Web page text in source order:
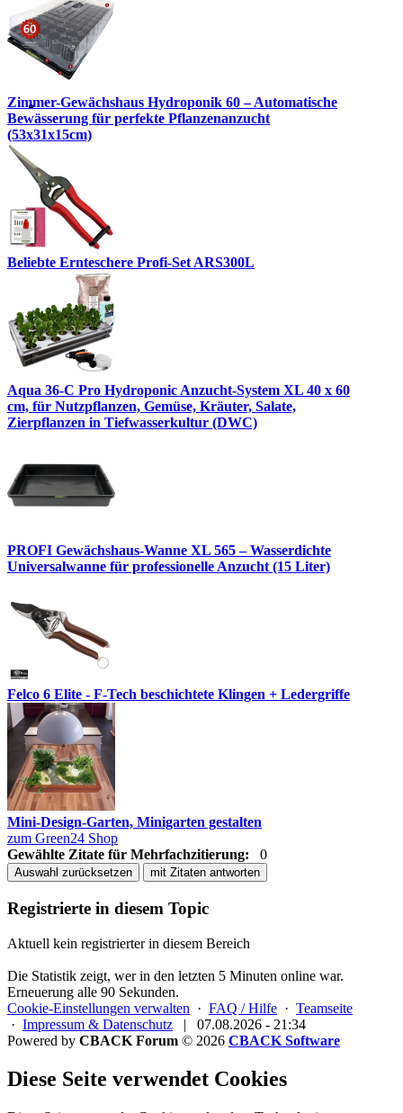
Zimmer-Gewächshaus Hydroponik 60 – Automatische
Bewässerung für perfekte Pflanzenanzucht
(53x31x15cm)
Beliebte Ernteschere Profi-Set ARS300L
Aqua 36-C Pro Hydroponic Anzucht-System XL 40 x 60
cm, für Nutzpflanzen, Gemüse, Kräuter, Salate,
Zierpflanzen in Tiefwasserkultur (DWC)
PROFI Gewächshaus-Wanne XL 565 – Wasserdichte
Universalwanne für professionelle Anzucht (15 Liter)
Felco 6 Elite - F-Tech beschichtete Klingen + Ledergriffe
Mini-Design-Garten, Minigarten gestalten
zum Green24 Shop
Gewählte Zitate für Mehrfachzitierung:
0
Auswahl zurücksetzen mit Zitaten antworten
Registrierte in diesem Topic
Aktuell kein registrierter in diesem Bereich
Die Statistik zeigt, wer in den letzten 5 Minuten online war.
Erneuerung alle 90 Sekunden.
Cookie-Einstellungen verwalten · FAQ / Hilfe · Teamseite
· Impressum & Datenschutz |
07.08.2026 - 21:34
Powered by CBACK Forum © 2026 CBACK Software
Diese Seite verwendet Cookies